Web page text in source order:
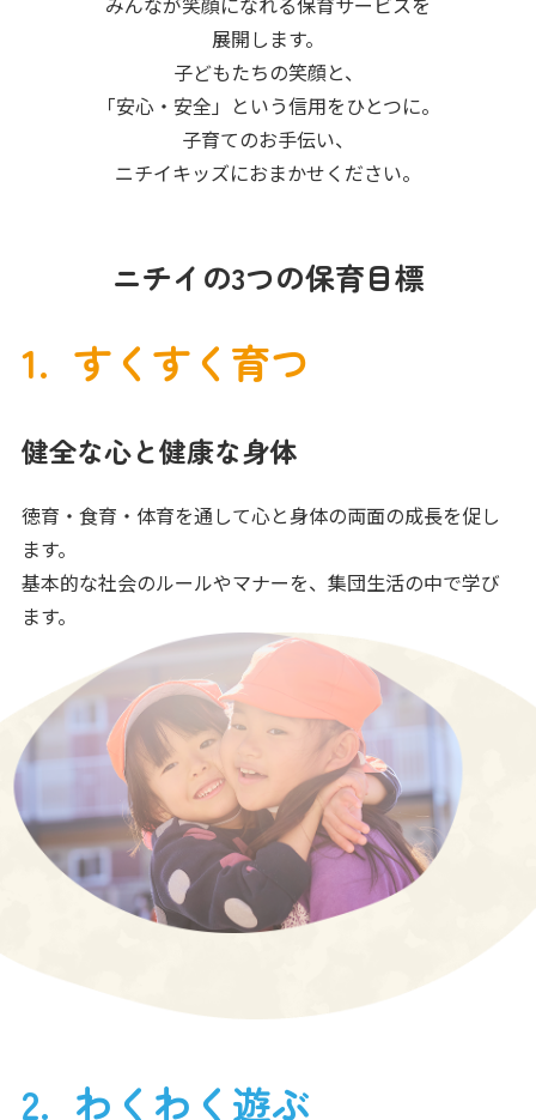
展開します。
子どもたちの笑顔と、
「安心・安全」という信用をひとつに。
子育てのお手伝い、
ニチイキッズにおまかせください。
ニチイの3つの保育目標
すくすく育つ
健全な心と健康な身体
徳育・食育・体育を通して心と身体の両面の成長を促し
ます。
基本的な社会のルールやマナーを、集団生活の中で学び
ます。
わくわく遊ぶ